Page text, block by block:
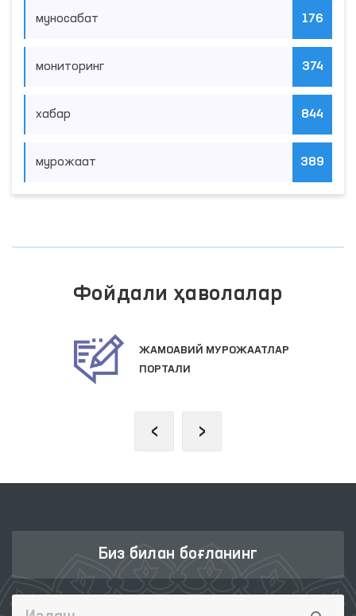
муносабат 176
мониторинг 374
хабар 844
мурожаат 389
Фойдали ҳаволалар
ЖАМОАВИЙ МУРОЖААТЛАР
ПОРТАЛИ
‹ ›
Биз билан боғланинг